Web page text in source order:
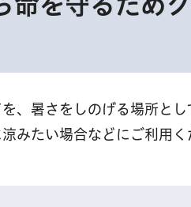
、暑さをしのげる場所と
みたい場合などにご利用く